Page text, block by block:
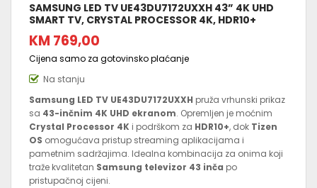
SAMSUNG LED TV UE43DU7172UXXH 43” 4K UHD
SMART TV, CRYSTAL PROCESSOR 4K, HDR10+
KM 769,00
Cijena samo za gotovinsko plaćanje
Na stanju
Samsung LED TV UE43DU7172UXXH pruža vrhunski prikaz
sa 43-inčnim 4K UHD ekranom. Opremljen je moćnim
Crystal Processor 4K i podrškom za HDR10+, dok Tizen
OS omogućava pristup streaming aplikacijama i
pametnim sadržajima. Idealna kombinacija za onima koji
traže kvalitetan Samsung televizor 43 inča po
pristupačnoj cijeni.